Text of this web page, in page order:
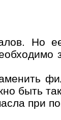
Но
быть
при